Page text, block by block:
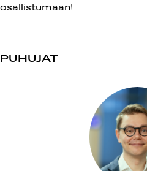
osallistumaan!
PUHUJAT